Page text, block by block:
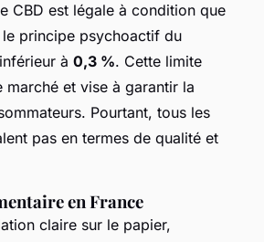
CBD est légale à condition que
principe psychoactif du
à 0,3 %. Cette limite
marché et vise à garantir la
Pourtant, tous les
pas en termes de qualité et
en France
claire sur le papier,